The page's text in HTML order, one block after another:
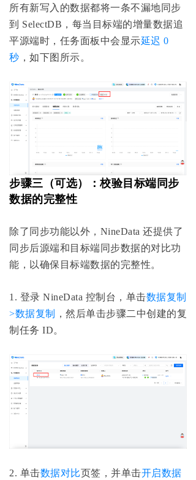
所有新写入的数据都将一条不漏地同步
到 SelectDB，每当目标端的增量数据追
平源端时，任务面板中会显示延迟 0
秒 ，如下图所示。
步骤三（可选）：校验目标端同步
数据的完整性
除了同步功能以外，NineData 还提供了
同步后源端和目标端同步数据的对比功
能，以确保目标端数据的完整性。
1. 登录 NineData 控制台，单击数据复制
>数据复制
，然后单击步骤二中创建的复
制任务 ID。
2. 单击数据对比页签，并单击开启数据